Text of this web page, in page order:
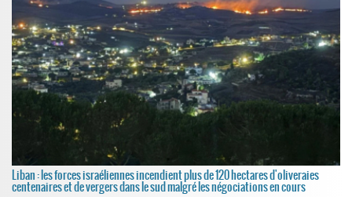
Liban : les forces israéliennes incendient plus de 120 hectares d'oliveraies
centenaires et de vergers dans le sud malgré les négociations en cours